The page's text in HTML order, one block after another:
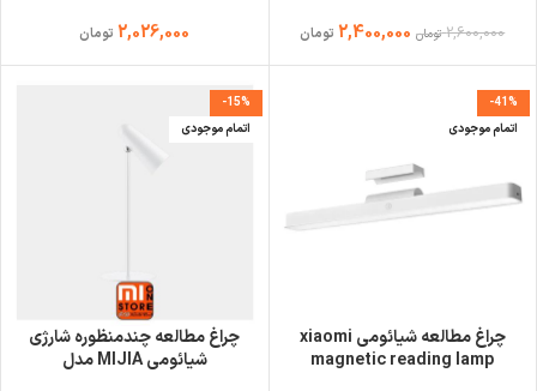
2,600,000 تومان 2,400,000 تومان
2,026,000 تومان
-41%
اتمام موجودی
چراغ مطالعه شیائومی xiaomi
magnetic reading lamp
-15%
اتمام موجودی
چراغ مطالعه چندمنظوره شارژی
شیائومی MIJIA مدل